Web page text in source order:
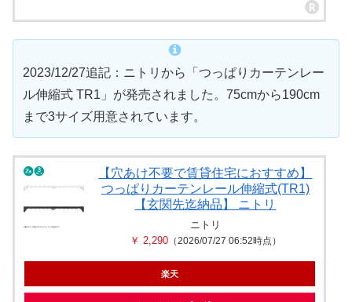
2023/12/27追記：ニトリから「つっぱりカーテンレー
ル伸縮式 TR1」が発売されました。75cmから190cm
まで3サイズ用意されています。
【穴あけ不要で賃貸住宅におすすめ】
つっぱりカーテンレール伸縮式(TR1)
【玄関先迄納品】 ニトリ
ニトリ
￥ 2,290（2026/07/27 06:52時点）
楽天